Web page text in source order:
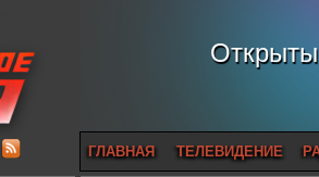
ГЛАВНАЯ ТЕЛЕВИДЕНИЕ